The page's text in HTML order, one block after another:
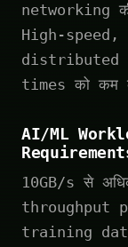
networking
High-
distributed
times को कम
AI/ML
10GB/s से
throughput
training